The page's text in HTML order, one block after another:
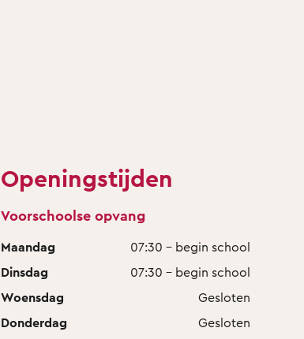
Openingstijden
Voorschoolse opvang
Maandag
07:30 - begin school
Dinsdag
07:30 - begin school
Woensdag
Gesloten
Donderdag
Gesloten